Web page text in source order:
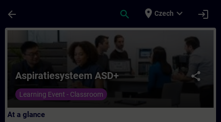
arrow_back search place Czech expand_more login
Course - Aspiratiesysteem ASD+ -
share
Aspiratiesysteem ASD+
Learning Event - Classroom
At a glance